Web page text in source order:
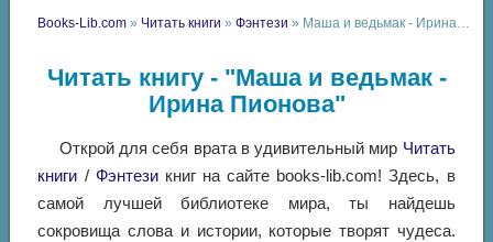
Books-Lib.com » Читать книги »Фэнтези » Маша и ведьмак - Ирина Пионова
Читать книгу - "Маша и ведьмак -
Ирина Пионова"
Открой для себя врата в удивительный мир Читать
книги / Фэнтезикниг на сайте books-lib.com! Здесь, в
самой лучшей библиотеке мира, ты найдешь
сокровища слова и истории, которые творят чудеса.